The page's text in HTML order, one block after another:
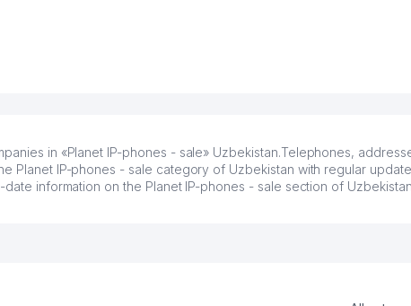
in «Planet IP-phones - sale» Uzbekistan.Telephones,
Planet IP-phones - sale category of Uzbekistan with regular
information on the Planet IP-phones - sale section of Uzbekistan